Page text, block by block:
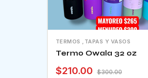
TERMOS ,TAPAS Y VASOS
Termo Owala 32 oz
$210.00
$300.00